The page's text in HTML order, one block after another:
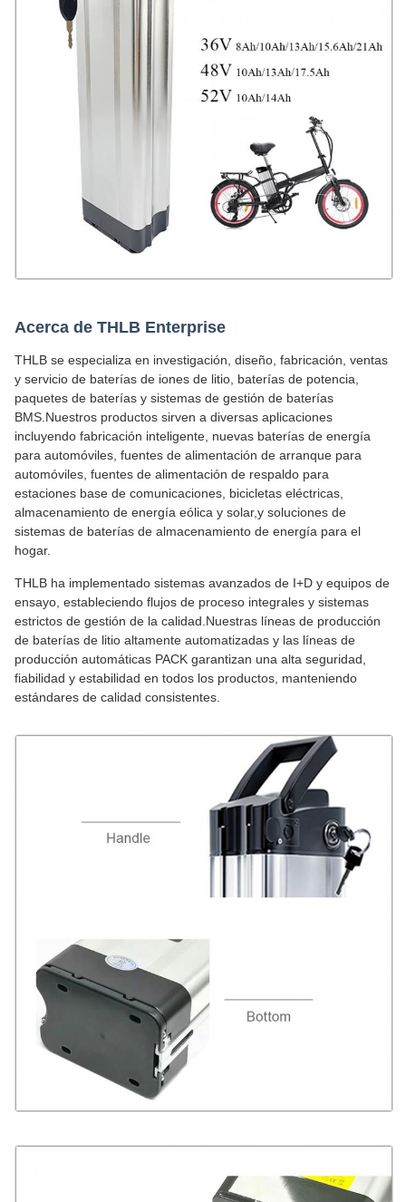
Acerca de THLB Enterprise
THLB se especializa en investigación, diseño, fabricación, ventas
y servicio de baterías de iones de litio, baterías de potencia,
paquetes de baterías y sistemas de gestión de baterías
BMS.Nuestros productos sirven a diversas aplicaciones
incluyendo fabricación inteligente, nuevas baterías de energía
para automóviles, fuentes de alimentación de arranque para
automóviles, fuentes de alimentación de respaldo para
estaciones base de comunicaciones, bicicletas eléctricas,
almacenamiento de energía eólica y solar,y soluciones de
sistemas de baterías de almacenamiento de energía para el
hogar.
THLB ha implementado sistemas avanzados de I+D y equipos de
ensayo, estableciendo flujos de proceso integrales y sistemas
estrictos de gestión de la calidad.Nuestras líneas de producción
de baterías de litio altamente automatizadas y las líneas de
producción automáticas PACK garantizan una alta seguridad,
fiabilidad y estabilidad en todos los productos, manteniendo
estándares de calidad consistentes.